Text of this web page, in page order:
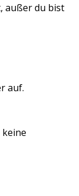
außer du bist
auf.